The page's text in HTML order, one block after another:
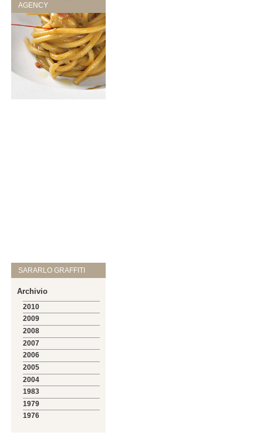
AGENCY
SARARLO GRAFFITI
Archivio
2010
2009
2008
2007
2006
2005
2004
1983
1979
1976